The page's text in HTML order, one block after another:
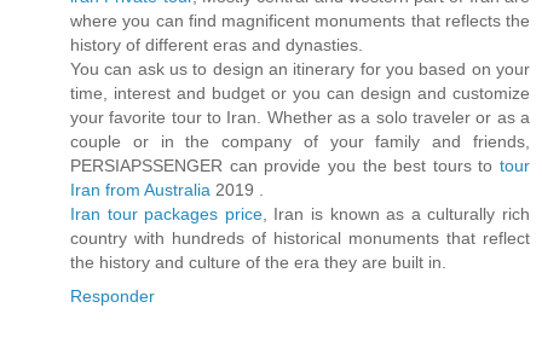
where you can find magnificent monuments that reflects the
history of different eras and dynasties.
You can ask us to design an itinerary for you based on your
time, interest and budget or you can design and customize
your favorite tour to Iran. Whether as a solo traveler or as a
couple or in the company of your family and friends,
PERSIAPSSENGER can provide you the best tours to tour
Iran from Australia 2019 .
Iran tour packages price, Iran is known as a culturally rich
country with hundreds of historical monuments that reflect
the history and culture of the era they are built in.
Responder